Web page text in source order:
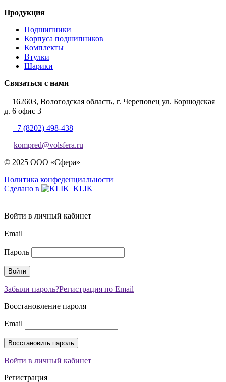
Продукция
Подшипники
Корпуса подшипников
Комплекты
Втулки
Шарики
Связаться с нами
162603, Вологодская область, г. Череповец ул. Боршодская
д. 6 офис 3
+7 (8202) 498-438
kompred@volsfera.ru
© 2025 ООО «Сфера»
Политика конфеденциальности
Сделано в
Войти в личный кабинет
Email
Пароль
Забыли пароль?Регистрация по Email
Восстановление пароля
Email
Войти в личный кабинет
Регистрация